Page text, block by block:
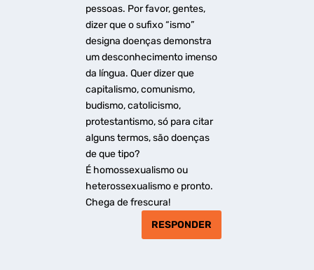
pessoas. Por favor, gentes,
dizer que o sufixo “ismo”
designa doenças demonstra
um desconhecimento imenso
da língua. Quer dizer que
capitalismo, comunismo,
budismo, catolicismo,
protestantismo, só para citar
alguns termos, são doenças
de que tipo?
É homossexualismo ou
heterossexualismo e pronto.
Chega de frescura!
RESPONDER